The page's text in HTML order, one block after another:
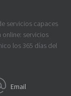
servicios capaces
servicios
los 365 días del
Email